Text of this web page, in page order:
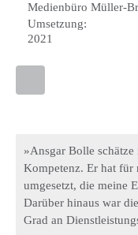
Medienbüro Müller-
Umsetzung:
2021
»Ansgar Bolle
Kompetenz. Er hat für
umgesetzt, die meine
Darüber hinaus war
Grad an